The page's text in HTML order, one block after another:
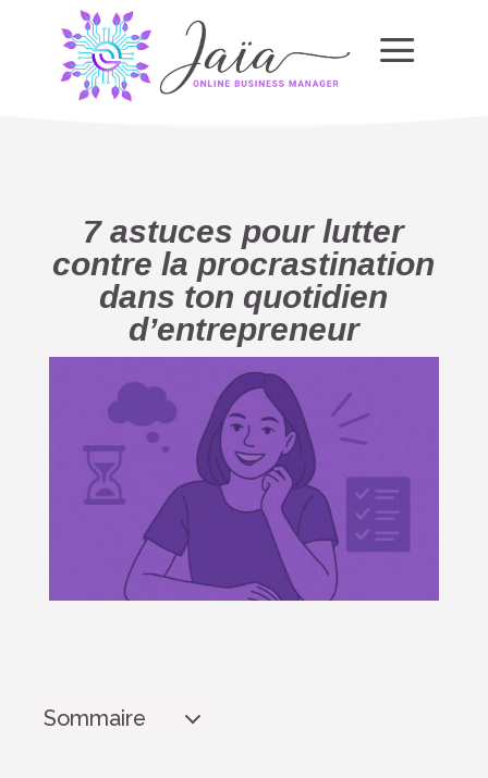
a
7 astuces pour lutter
contre la procrastination
dans ton quotidien
d’entrepreneur
Sommaire